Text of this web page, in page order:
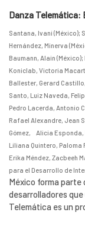
Danza Telemática:
Santana, Ivani (México);
Hernández, Minerva
Baumann, Alain (México);
Koniclab, Victoria
Ballester, Gerard
Santo, Luiz Naveda,
Pedro Lacerda, Antonio
Rafael Alexandre, Jean
Gómez, Alicia
Liliana Quintero,
Erika Méndez, Zacbeeh
para el Desarrollo de
México forma parte
desarrolladores
Telemática es un